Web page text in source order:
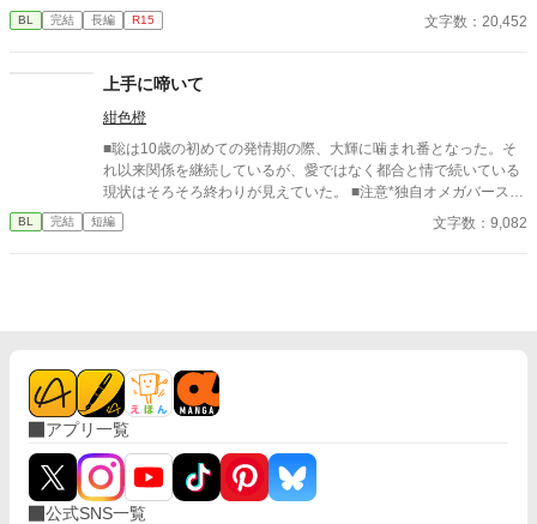
やつでしょう。 どれだけあの人を思っても、無駄だと分かってい
ながらなかなか終止符を打てない私についにチャンスがやってき
BL 完結 長編 R15 文字数：20,452
上手に啼いて
紺色橙
■聡は10歳の初めての発情期の際、大輝に噛まれ番となった。そ
れ以来関係を継続しているが、愛ではなく都合と情で続いている
現状はそろそろ終わりが見えていた。 ■注意*独自オメガバース設
定。■『それは愛か本能か』と同じ世界設定です。関係は一切な
し。
BL 完結 短編 文字数：9,082
アプリ一覧
公式SNS一覧